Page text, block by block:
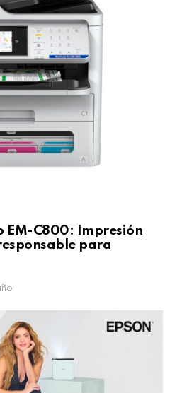
EM-C800: Impresión
para